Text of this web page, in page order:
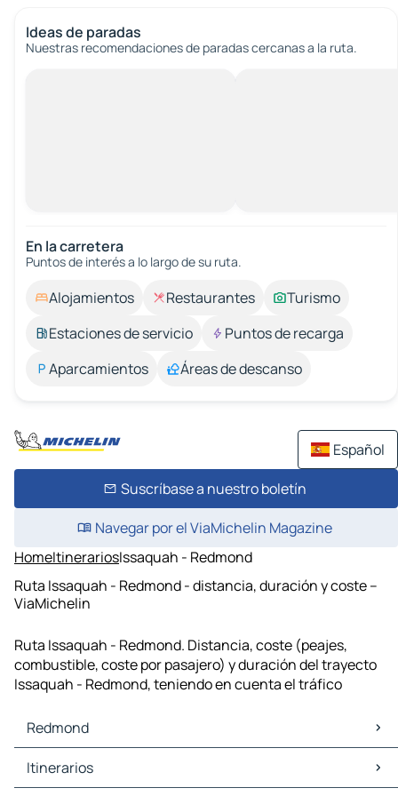
Ideas de paradas
Nuestras recomendaciones de paradas cercanas a la ruta.
En la carretera
Puntos de interés a lo largo de su ruta.
Alojamientos Restaurantes
Turismo
Estaciones de servicio
Puntos de recarga
Aparcamientos
Áreas de descanso
Español
Suscríbase a nuestro boletín
Navegar por el ViaMichelin Magazine
HomeItinerariosIssaquah - Redmond
Ruta Issaquah - Redmond - distancia, duración y coste –
ViaMichelin
Ruta Issaquah - Redmond. Distancia, coste (peajes,
combustible, coste por pasajero) y duración del trayecto
Issaquah - Redmond, teniendo en cuenta el tráfico
Redmond
Redmond Mapas Planos
Redmond Trafico
Itinerarios